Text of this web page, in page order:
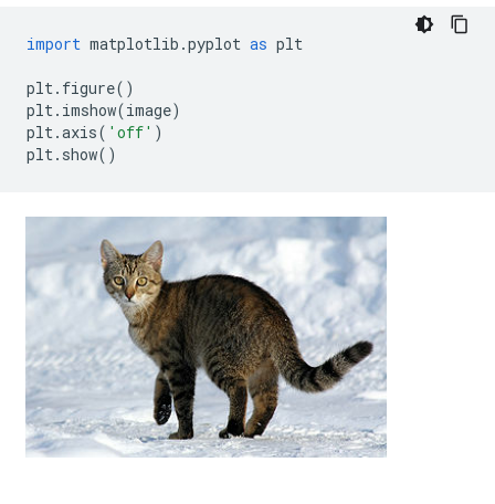
import matplotlib .pyplot as plt
plt. figure()
plt. imshow(image)
plt.axis( 'off' )
plt. show()